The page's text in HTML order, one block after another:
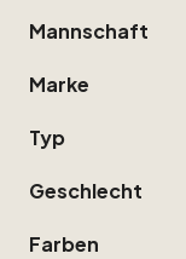
Mannschaft
Marke
Typ
Geschlecht
Farben